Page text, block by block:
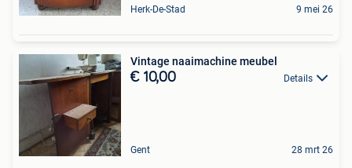
Herk-De-Stad 9 mei 26
Vintage naaimachine meubel
€ 10,00 Details
Gent 28 mrt 26